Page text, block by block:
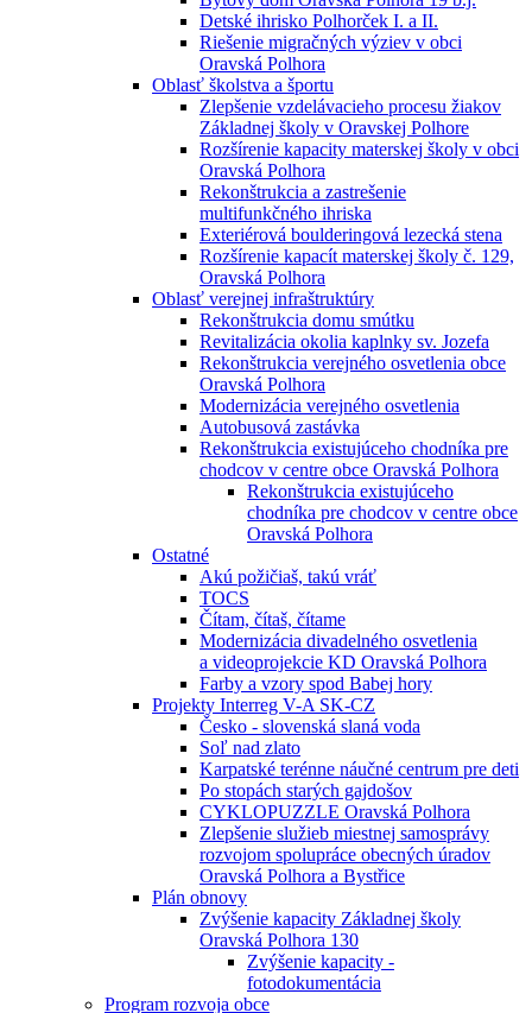
Detské ihrisko Polhorček I. a II.
Riešenie migračných výziev v obci
Oravská Polhora
Oblasť školstva a športu
Zlepšenie vzdelávacieho procesu žiakov
Základnej školy v Oravskej Polhore
Rozšírenie kapacity materskej školy v obci
Oravská Polhora
Rekonštrukcia a zastrešenie
multifunkčného ihriska
Exteriérová boulderingová lezecká stena
Rozšírenie kapacít materskej školy č. 129,
Oravská Polhora
Oblasť verejnej infraštruktúry
Rekonštrukcia domu smútku
Revitalizácia okolia kaplnky sv. Jozefa
Rekonštrukcia verejného osvetlenia obce
Oravská Polhora
Modernizácia verejného osvetlenia
Autobusová zastávka
Rekonštrukcia existujúceho chodníka pre
chodcov v centre obce Oravská Polhora
Rekonštrukcia existujúceho
chodníka pre chodcov v centre obce
Oravská Polhora
Ostatné
Akú požičiaš, takú vráť
TOCS
Čítam, čítaš, čítame
Modernizácia divadelného osvetlenia
a videoprojekcie KD Oravská Polhora
Farby a vzory spod Babej hory
Projekty Interreg V-A SK-CZ
Česko - slovenská slaná voda
Soľ nad zlato
Karpatské terénne náučné centrum pre deti
Po stopách starých gajdošov
CYKLOPUZZLE Oravská Polhora
Zlepšenie služieb miestnej samosprávy
rozvojom spolupráce obecných úradov
Oravská Polhora a Bystřice
Plán obnovy
Zvýšenie kapacity Základnej školy
Oravská Polhora 130
Zvýšenie kapacity -
fotodokumentácia
Program rozvoja obce